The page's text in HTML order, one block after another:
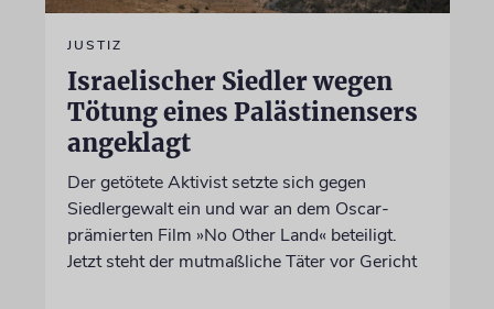
JUSTIZ
Israelischer Siedler wegen
Tötung eines Palästinensers
angeklagt
Der getötete Aktivist setzte sich gegen
Siedlergewalt ein und war an dem Oscar-
prämierten Film »No Other Land« beteiligt.
Jetzt steht der mutmaßliche Täter vor Gericht